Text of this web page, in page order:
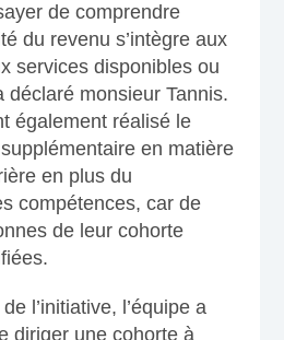
de comprendre
du revenu s’intègre aux
services disponibles ou
déclaré monsieur Tannis.
également réalisé le
en matière
en plus du
compétences, car de
de leur cohorte
l’initiative, l’équipe a
diriger une cohorte à